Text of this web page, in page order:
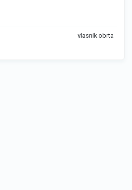
vlasnik obrta